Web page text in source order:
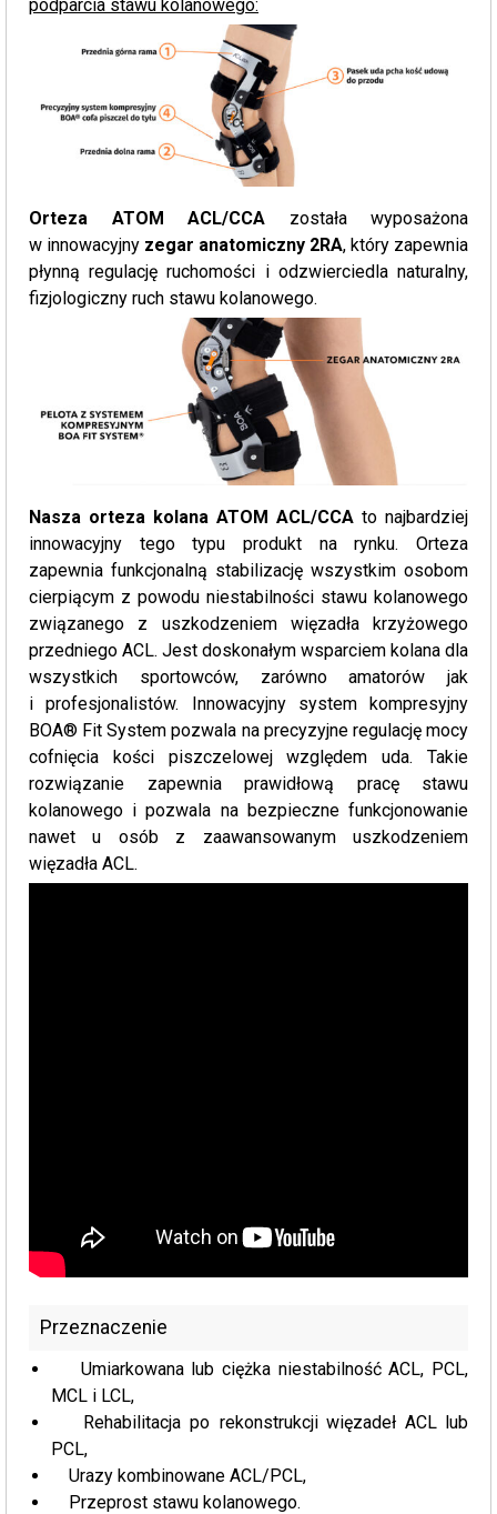
podparcia stawu kolanowego:
Orteza ATOM ACL/CCA została wyposażona
w innowacyjny zegar anatomiczny 2RA, który zapewnia
płynną regulację ruchomości i odzwierciedla naturalny,
fizjologiczny ruch stawu kolanowego.
Nasza orteza kolana ATOM ACL/CCA to najbardziej
innowacyjny tego typu produkt na rynku. Orteza
zapewnia funkcjonalną stabilizację wszystkim osobom
cierpiącym z powodu niestabilności stawu kolanowego
związanego z uszkodzeniem więzadła krzyżowego
przedniego ACL. Jest doskonałym wsparciem kolana dla
wszystkich sportowców, zarówno amatorów jak
i profesjonalistów. Innowacyjny system kompresyjny
BOA® Fit System pozwala na precyzyjne regulację mocy
cofnięcia kości piszczelowej względem uda. Takie
rozwiązanie zapewnia prawidłową pracę stawu
kolanowego i pozwala na bezpieczne funkcjonowanie
nawet u osób z zaawansowanym uszkodzeniem
więzadła ACL.
Przeznaczenie
Umiarkowana lub ciężka niestabilność ACL, PCL,
MCL i LCL,
Rehabilitacja po rekonstrukcji więzadeł ACL lub
PCL,
Urazy kombinowane ACL/PCL,
Przeprost stawu kolanowego.